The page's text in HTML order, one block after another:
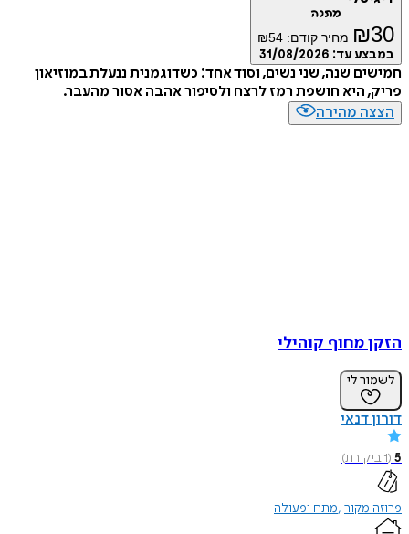
₪ מחיר קודם: ₪54
עד:31/08/2026
שנה, שני נשים, וסוד אחד: כשדוגמנית ננעלת במוזיאון
היא חושפת רמז לרצח ולסיפור אהבה אסור מהעבר.
מהירה
מחוף קוהילי
לי
דנאי
)
מקור מתח ופעולה